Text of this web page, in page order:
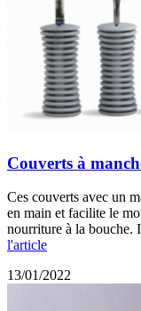
Couverts à
Ces couverts avec un
en main et facilite le
nourriture à la bouche.
l'article
13/01/2022